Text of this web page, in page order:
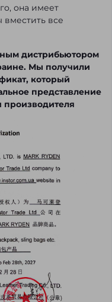
она имеет
вместить все
дистрибьютором
Мы получили
который
представление
производителя